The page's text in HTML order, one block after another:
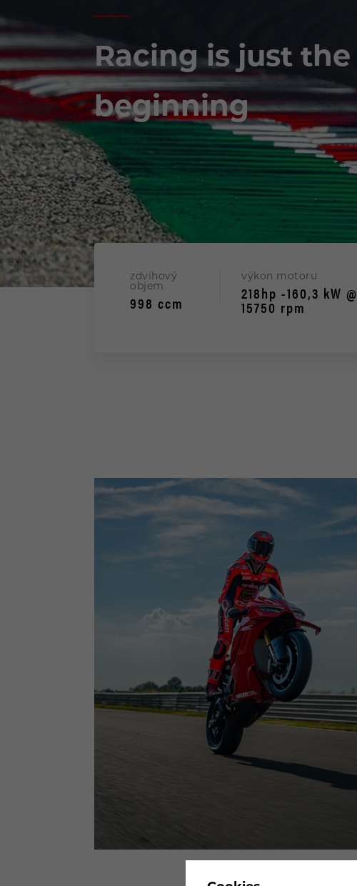
PANIGALE
STREETFIGHTER
DESERTX
35KW MOTOCYKLY
Racing is just the
beginning
zdvihový
objem
998 ccm
výkon motoru
218hp -160,3 kW @
15750 rpm